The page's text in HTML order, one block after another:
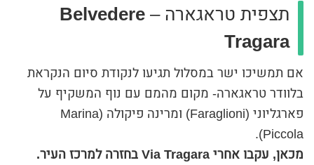
תצפית טראגארה –Belvedere
Tragara
אם תמשיכו ישר במסלול תגיעו לנקודת סיום הנקראת
בלוודר טראגארה- מקום מהמם עם נוף המשקיף על
פארגליוני (Faraglioni) ומרינה פיקולה (Marina
Piccola).
מכאן, עקבו אחרי Via Tragara בחזרה למרכז העיר.